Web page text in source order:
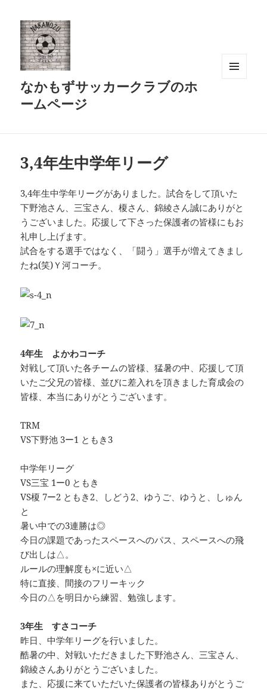
なかもずサッカークラブのホ
ームページ
3,4年生中学年リーグ
3,4年生中学年リーグがありました。試合をして頂いた
下野池さん、三宝さん、榎さん、錦綾さん誠にありがと
うございました。応援して下さった保護者の皆様にもお
礼申し上げます。
試合をする選手ではなく、「闘う」選手が増えてきまし
たね(笑)Ｙ河コーチ。
4年生 よかわコーチ
対戦して頂いた各チームの皆様、猛暑の中、応援して頂
いたご父兄の皆様、並びに差入れを頂きました育成会の
皆様、本当にありがとうございます。
TRM
VS下野池 3ー1 ともき3
中学年リーグ
VS三宝 1ー0 ともき
VS榎 7ー2 ともき2、しどう2、ゆうご、ゆうと、しゅん
と
暑い中での3連勝は◎
今日の課題であったスペースへのパス、スペースへの飛
び出しは△。
ルールの理解度も×に近い△
特に直接、間接のフリーキック
今日の△を明日から練習、勉強します。
3年生 すさコーチ
昨日、中学年リーグを行いました。
酷暑の中、対戦いただきました下野池さん、三宝さん、
錦綾さんありがとうございました。
また、応援に来ていただいた保護者の皆様ありがとうご